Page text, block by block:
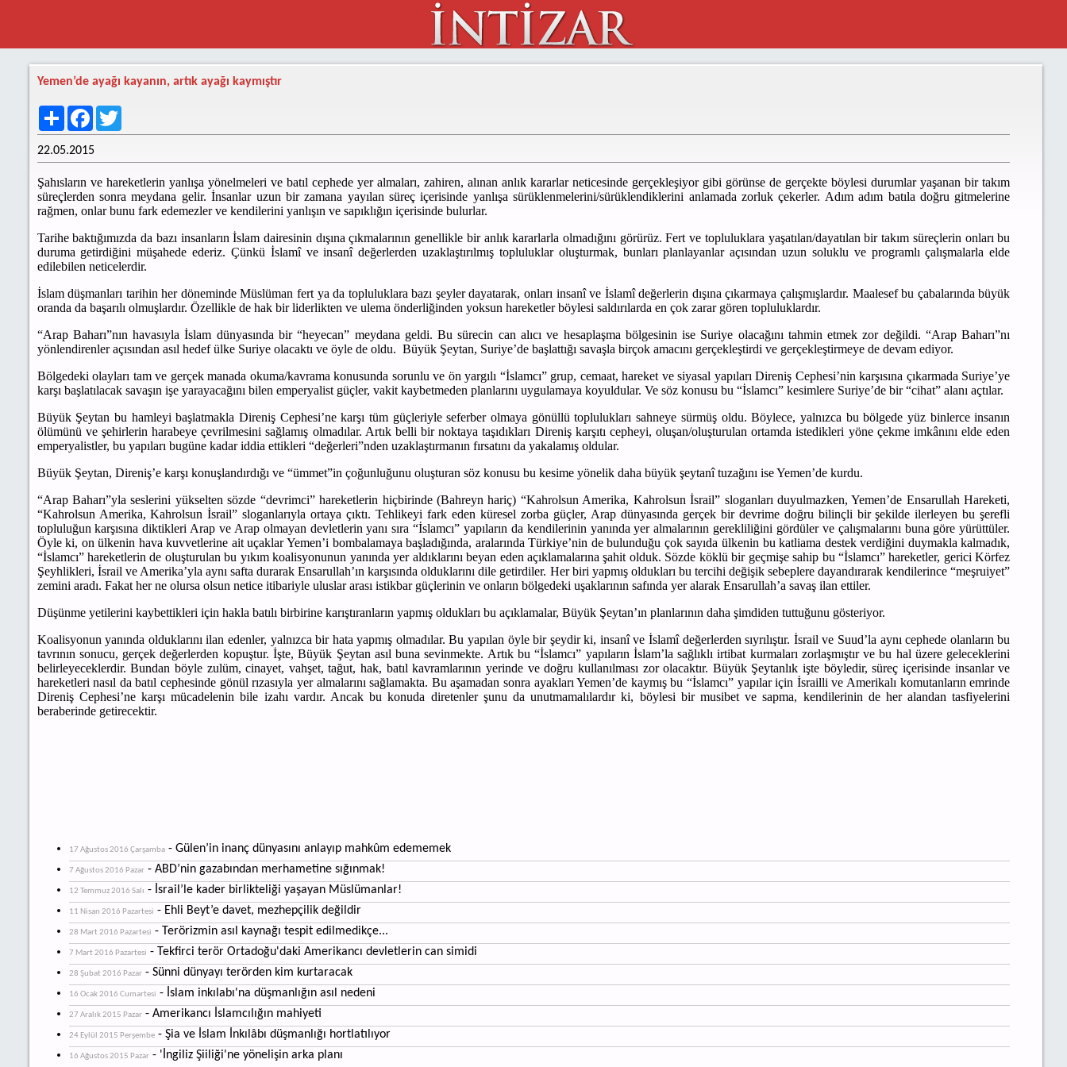
Yemen’de ayağı kayanın, artık ayağı kaymıştır
ShareFacebookTwitter
22.05.2015
Şahısların ve hareketlerin yanlışa yönelmeleri ve batıl cephede yer almaları, zahiren, alınan anlık kararlar neticesinde gerçekleşiyor gibi görünse de gerçekte böylesi durumlar yaşanan bir takım
süreçlerden sonra meydana gelir. İnsanlar uzun bir zamana yayılan süreç içerisinde yanlışa sürüklenmelerini/sürüklendiklerini anlamada zorluk çekerler. Adım adım batıla doğru gitmelerine
rağmen, onlar bunu fark edemezler ve kendilerini yanlışın ve sapıklığın içerisinde bulurlar.
Tarihe baktığımızda da bazı insanların İslam dairesinin dışına çıkmalarının genellikle bir anlık kararlarla olmadığını görürüz. Fert ve topluluklara yaşatılan/dayatılan bir takım süreçlerin onları bu
duruma getirdiğini müşahede ederiz. Çünkü İslamî ve insanî değerlerden uzaklaştırılmış topluluklar oluşturmak, bunları planlayanlar açısından uzun soluklu ve programlı çalışmalarla elde
edilebilen neticelerdir.
İslam düşmanları tarihin her döneminde Müslüman fert ya da topluluklara bazı şeyler dayatarak, onları insanî ve İslamî değerlerin dışına çıkarmaya çalışmışlardır. Maalesef bu çabalarında büyük
oranda da başarılı olmuşlardır. Özellikle de hak bir liderlikten ve ulema önderliğinden yoksun hareketler böylesi saldırılarda en çok zarar gören topluluklardır.
“Arap Baharı”nın havasıyla İslam dünyasında bir “heyecan” meydana geldi. Bu sürecin can alıcı ve hesaplaşma bölgesinin ise Suriye olacağını tahmin etmek zor değildi. “Arap Baharı”nı
yönlendirenler açısından asıl hedef ülke Suriye olacaktı ve öyle de oldu. Büyük Şeytan, Suriye’de başlattığı savaşla birçok amacını gerçekleştirdi ve gerçekleştirmeye de devam ediyor.
Bölgedeki olayları tam ve gerçek manada okuma/kavrama konusunda sorunlu ve ön yargılı “İslamcı” grup, cemaat, hareket ve siyasal yapıları Direniş Cephesi’nin karşısına çıkarmada Suriye’ye
karşı başlatılacak savaşın işe yarayacağını bilen emperyalist güçler, vakit kaybetmeden planlarını uygulamaya koyuldular. Ve söz konusu bu “İslamcı” kesimlere Suriye’de bir “cihat” alanı açtılar.
Büyük Şeytan bu hamleyi başlatmakla Direniş Cephesi’ne karşı tüm güçleriyle seferber olmaya gönüllü toplulukları sahneye sürmüş oldu. Böylece, yalnızca bu bölgede yüz binlerce insanın
ölümünü ve şehirlerin harabeye çevrilmesini sağlamış olmadılar. Artık belli bir noktaya taşıdıkları Direniş karşıtı cepheyi, oluşan/oluşturulan ortamda istedikleri yöne çekme imkânını elde eden
emperyalistler, bu yapıları bugüne kadar iddia ettikleri “değerleri”nden uzaklaştırmanın fırsatını da yakalamış oldular.
Büyük Şeytan, Direniş’e karşı konuşlandırdığı ve “ümmet”in çoğunluğunu oluşturan söz konusu bu kesime yönelik daha büyük şeytanî tuzağını ise Yemen’de kurdu.
“Arap Baharı”yla seslerini yükselten sözde “devrimci” hareketlerin hiçbirinde (Bahreyn hariç) “Kahrolsun Amerika, Kahrolsun İsrail” sloganları duyulmazken, Yemen’de Ensarullah Hareketi,
“Kahrolsun Amerika, Kahrolsun İsrail” sloganlarıyla ortaya çıktı. Tehlikeyi fark eden küresel zorba güçler, Arap dünyasında gerçek bir devrime doğru bilinçli bir şekilde ilerleyen bu şerefli
topluluğun karşısına diktikleri Arap ve Arap olmayan devletlerin yanı sıra “İslamcı” yapıların da kendilerinin yanında yer almalarının gerekliliğini gördüler ve çalışmalarını buna göre yürüttüler.
Öyle ki, on ülkenin hava kuvvetlerine ait uçaklar Yemen’i bombalamaya başladığında, aralarında Türkiye’nin de bulunduğu çok sayıda ülkenin bu katliama destek verdiğini duymakla kalmadık,
“İslamcı” hareketlerin de oluşturulan bu yıkım koalisyonunun yanında yer aldıklarını beyan eden açıklamalarına şahit olduk. Sözde köklü bir geçmişe sahip bu “İslamcı” hareketler, gerici Körfez
Şeyhlikleri, İsrail ve Amerika’yla aynı safta durarak Ensarullah’ın karşısında olduklarını dile getirdiler. Her biri yapmış oldukları bu tercihi değişik sebeplere dayandırarak kendilerince “meşruiyet”
zemini aradı. Fakat her ne olursa olsun netice itibariyle uluslar arası istikbar güçlerinin ve onların bölgedeki uşaklarının safında yer alarak Ensarullah’a savaş ilan ettiler.
Düşünme yetilerini kaybettikleri için hakla batılı birbirine karıştıranların yapmış oldukları bu açıklamalar, Büyük Şeytan’ın planlarının daha şimdiden tuttuğunu gösteriyor.
Koalisyonun yanında olduklarını ilan edenler, yalnızca bir hata yapmış olmadılar. Bu yapılan öyle bir şeydir ki, insanî ve İslamî değerlerden sıyrılıştır. İsrail ve Suud’la aynı cephede olanların bu
tavrının sonucu, gerçek değerlerden kopuştur. İşte, Büyük Şeytan asıl buna sevinmekte. Artık bu “İslamcı” yapıların İslam’la sağlıklı irtibat kurmaları zorlaşmıştır ve bu hal üzere geleceklerini
belirleyeceklerdir. Bundan böyle zulüm, cinayet, vahşet, tağut, hak, batıl kavramlarının yerinde ve doğru kullanılması zor olacaktır. Büyük Şeytanlık işte böyledir, süreç içerisinde insanlar ve
hareketleri nasıl da batıl cephesinde gönül rızasıyla yer almalarını sağlamakta. Bu aşamadan sonra ayakları Yemen’de kaymış bu “İslamcı” yapılar için İsrailli ve Amerikalı komutanların emrinde
Direniş Cephesi’ne karşı mücadelenin bile izahı vardır. Ancak bu konuda diretenler şunu da unutmamalılardır ki, böylesi bir musibet ve sapma, kendilerinin de her alandan tasfiyelerini
beraberinde getirecektir.
17 Ağustos 2016 Çarşamba- Gülen’in inanç dünyasını anlayıp mahkûm edememek
7 Ağustos 2016 Pazar- ABD’nin gazabından merhametine sığınmak!
12 Temmuz 2016 Salı - İsrail’le kader birlikteliği yaşayan Müslümanlar!
11 Nisan 2016 Pazartesi - Ehli Beyt’e davet, mezhepçilik değildir
28 Mart 2016 Pazartesi - Terörizmin asıl kaynağı tespit edilmedikçe...
7 Mart 2016 Pazartesi - Tekfirci terör Ortadoğu'daki Amerikancı devletlerin can simidi
28 Şubat 2016 Pazar- Sünni dünyayı terörden kim kurtaracak
16 Ocak 2016 Cumartesi - İslam inkılabı'na düşmanlığın asıl nedeni
27 Aralık 2015 Pazar- Amerikancı İslamcılığın mahiyeti
24 Eylül 2015 Perşembe- Şia ve İslam İnkılâbı düşmanlığı hortlatılıyor
16 Ağustos 2015 Pazar- 'İngiliz Şiiliği'ne yönelişin arka planı